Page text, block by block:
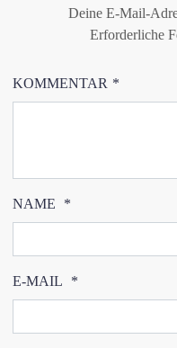
Deine E-Mail-
Erforderliche
KOMMENTAR *
NAME *
E-MAIL *